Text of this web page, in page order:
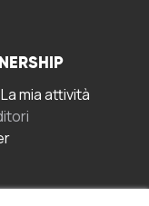
mia attività